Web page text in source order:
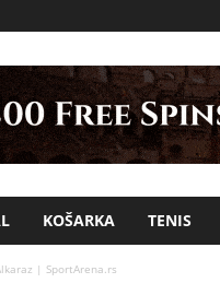
KOŠARKA TENIS
| SportArena.rs